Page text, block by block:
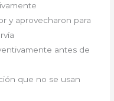
y aprovecharon para
antes de
que no se usan